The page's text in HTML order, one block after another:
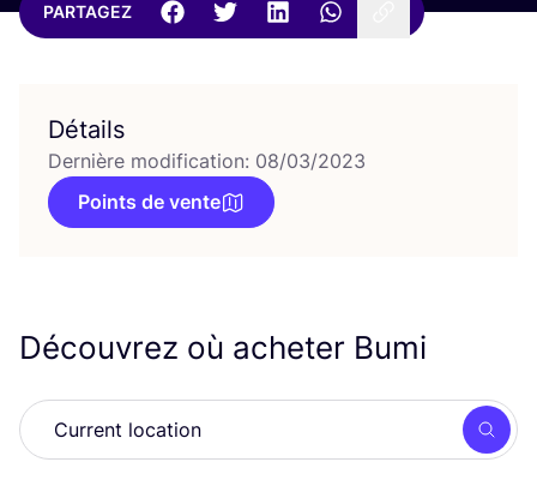
PARTAGEZ
Détails
Dernière modification: 08/03/2023
Points de vente
Découvrez où acheter Bumi